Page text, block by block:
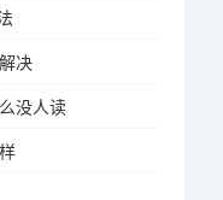
决
没人读